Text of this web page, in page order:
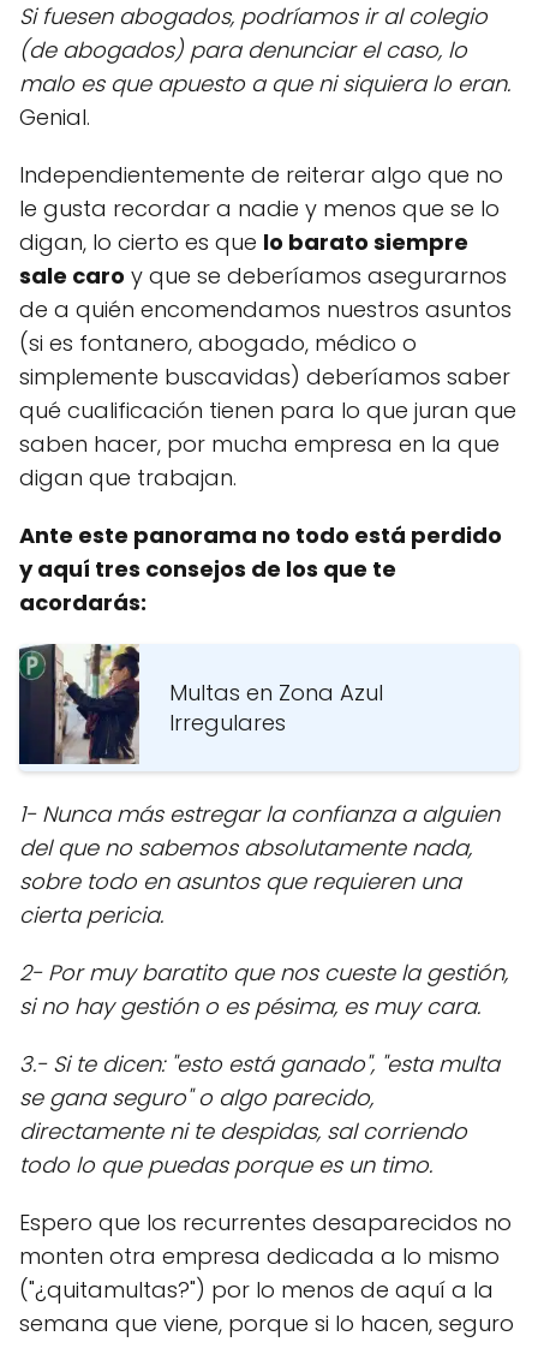
Si fuesen abogados, podríamos ir al colegio
(de abogados) para denunciar el caso, lo
malo es que apuesto a que ni siquiera lo eran.
Genial.
Independientemente de reiterar algo que no
le gusta recordar a nadie y menos que se lo
digan, lo cierto es que lo barato siempre
sale caro y que se deberíamos asegurarnos
de a quién encomendamos nuestros asuntos
(si es fontanero, abogado, médico o
simplemente buscavidas) deberíamos saber
qué cualificación tienen para lo que juran que
saben hacer, por mucha empresa en la que
digan que trabajan.
Ante este panorama no todo está perdido
y aquí tres consejos de los que te
acordarás:
Multas en Zona Azul
Irregulares
1- Nunca más estregar la confianza a alguien
del que no sabemos absolutamente nada,
sobre todo en asuntos que requieren una
cierta pericia.
2- Por muy baratito que nos cueste la gestión,
si no hay gestión o es pésima, es muy cara.
3.- Si te dicen: "esto está ganado", "esta multa
se gana seguro" o algo parecido,
directamente ni te despidas, sal corriendo
todo lo que puedas porque es un timo.
Espero que los recurrentes desaparecidos no
monten otra empresa dedicada a lo mismo
("¿quitamultas?") por lo menos de aquí a la
semana que viene, porque si lo hacen, seguro